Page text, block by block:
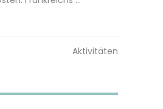
Aktivitäten